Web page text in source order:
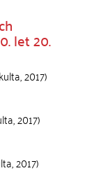
let 20.
,2017)
,2017)
,2017)